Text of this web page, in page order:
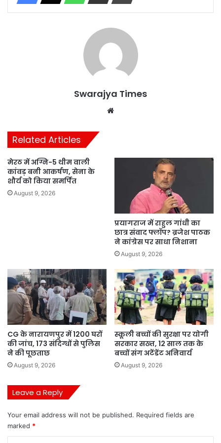
Swarajya Times
Related Articles
मेरठ में अग्नि-5 थीम वाली
कांवड़ बनी आकर्षण, सेना के
शौर्य को किया समर्पित
August 9, 2026
प्रयागराज में राहुल गांधी का
छात्र संवाद फ्लॉप? ब्रजेश पाठक
ने कांग्रेस पर साधा निशाना
August 9, 2026
CG के नारायणपुर में 1200 घरों
की जांच, 173 संदिग्धों से पुलिस
ने की पूछताछ
August 9, 2026
स्कूली बच्चों की सुरक्षा पर योगी
सरकार सख्त, 12 साल तक के
बच्चों संग अटेंडेंट अनिवार्य
August 9, 2026
Leave a Reply
Your email address will not be published. Required fields are
marked *